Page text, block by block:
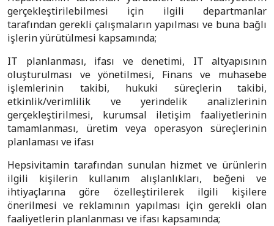
gerçekleştirilebilmesi için ilgili departmanlar
tarafından gerekli çalışmaların yapılması ve buna bağlı
işlerin yürütülmesi kapsamında;
IT planlanması, ifası ve denetimi, IT altyapısının
oluşturulması ve yönetilmesi, Finans ve muhasebe
işlemlerinin takibi, hukuki süreçlerin takibi,
etkinlik/verimlilik ve yerindelik analizlerinin
gerçekleştirilmesi, kurumsal iletişim faaliyetlerinin
tamamlanması, üretim veya operasyon süreçlerinin
planlaması ve ifası
Hepsivitamin tarafından sunulan hizmet ve ürünlerin
ilgili kişilerin kullanım alışlanlıkları, beğeni ve
ihtiyaçlarına göre özelleştirilerek ilgili kişilere
önerilmesi ve reklamının yapılması için gerekli olan
faaliyetlerin planlanması ve ifası kapsamında;